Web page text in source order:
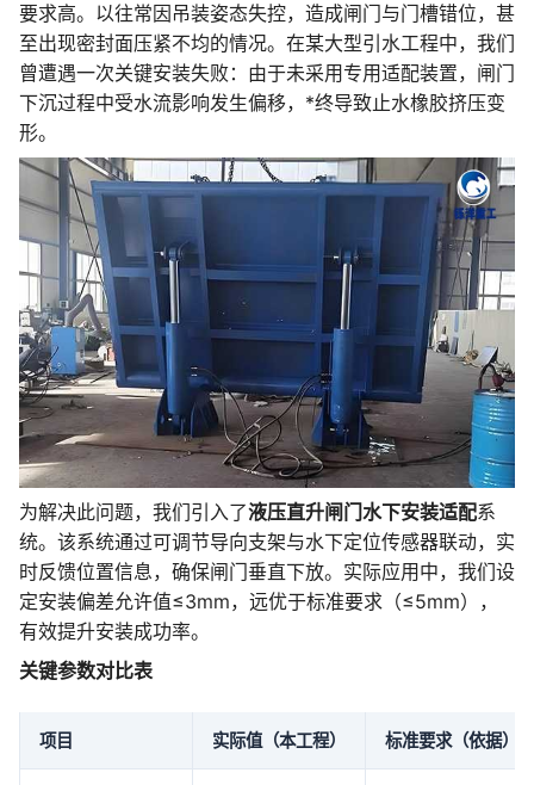
要求高。以往常因吊装姿态失控，造成闸门与门槽错位，甚
至出现密封面压紧不均的情况。在某大型引水工程中，我们
曾遭遇一次关键安装失败：由于未采用专用适配装置，闸门
下沉过程中受水流影响发生偏移，*终导致止水橡胶挤压变
形。
为解决此问题，我们引入了液压直升闸门水下安装适配系
统。该系统通过可调节导向支架与水下定位传感器联动，实
时反馈位置信息，确保闸门垂直下放。实际应用中，我们设
定安装偏差允许值≤3mm，远优于标准要求（≤5mm），
有效提升安装成功率。
关键参数对比表
项目 实际值（本工程） 标准要求（依据）